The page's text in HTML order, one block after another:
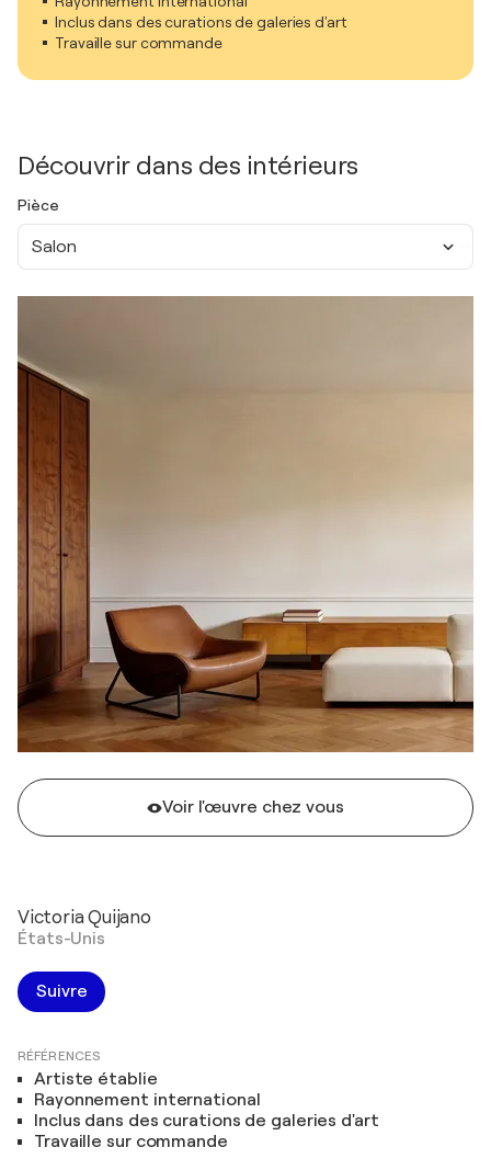
Inclus dans des curations de galeries d'art
Travaille sur commande
Découvrir dans des intérieurs
Pièce
Salon
Voir l'œuvre chez vous
Victoria Quijano
États-Unis
Suivre
RÉFÉRENCES
Artiste établie
Rayonnement international
Inclus dans des curations de galeries d'art
Travaille sur commande